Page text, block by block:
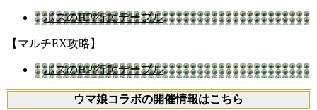
ボスのHP/行動テーブル
【マルチEX攻略】
ボスのHP/行動テーブル
ウマ娘コラボの開催情報はこちら